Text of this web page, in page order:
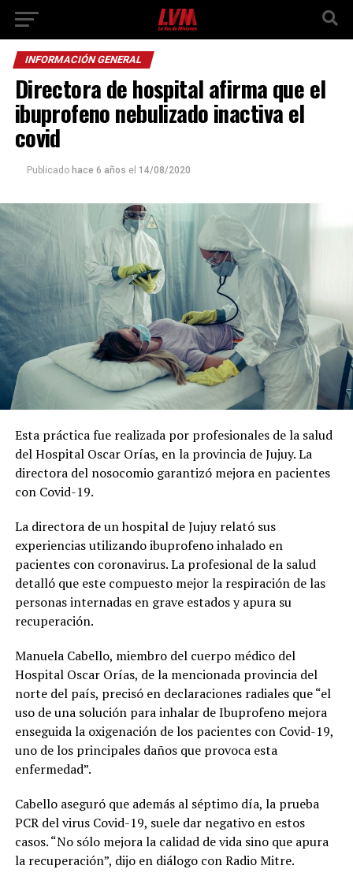
INFORMACIÓN GENERAL
Directora de hospital afirma que el
ibuprofeno nebulizado inactiva el
covid
Publicado hace 6 años el 14/08/2020
Esta práctica fue realizada por profesionales de la salud
del Hospital Oscar Orías, en la provincia de Jujuy. La
directora del nosocomio garantizó mejora en pacientes
con Covid-19.
La directora de un hospital de Jujuy relató sus
experiencias utilizando ibuprofeno inhalado en
pacientes con coronavirus. La profesional de la salud
detalló que este compuesto mejor la respiración de las
personas internadas en grave estados y apura su
recuperación.
Manuela Cabello, miembro del cuerpo médico del
Hospital Oscar Orías, de la mencionada provincia del
norte del país, precisó en declaraciones radiales que “el
uso de una solución para inhalar de Ibuprofeno mejora
enseguida la oxigenación de los pacientes con Covid-19,
uno de los principales daños que provoca esta
enfermedad”.
Cabello aseguró que además al séptimo día, la prueba
PCR del virus Covid-19, suele dar negativo en estos
casos. “No sólo mejora la calidad de vida sino que apura
la recuperación”, dijo en diálogo con Radio Mitre.